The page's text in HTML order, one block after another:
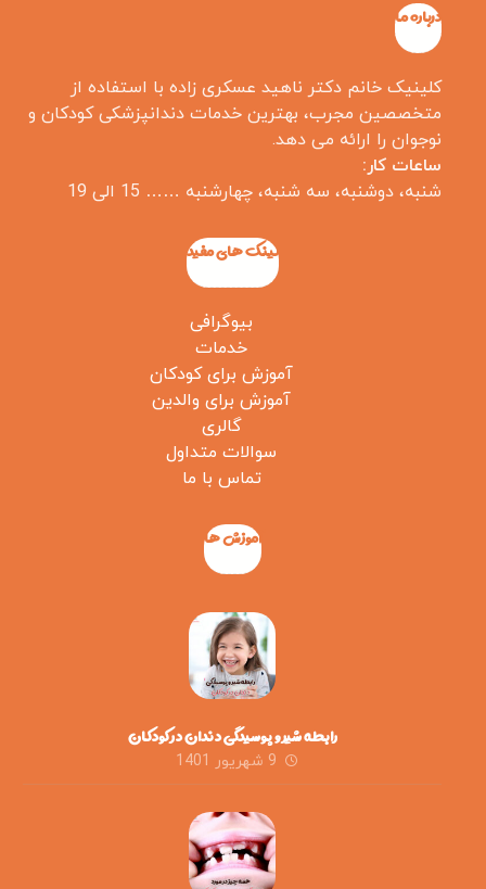
درباره ما
کلینیک خانم دکتر ناهید عسکری زاده با استفاده از
متخصصین مجرب، بهترین خدمات دندانپزشکی کودکان و
نوجوان را ارائه می دهد.
ساعات کار:
شنبه، دوشنبه، سه شنبه، چهارشنبه …… 15 الی 19
لینک های مفید
بیوگرافی
خدمات
آموزش برای کودکان
آموزش برای والدین
گالری
سوالات متداول
تماس با ما
آموزش ها
رابطه شیر و پوسیدگی دندان در کودکان
9 شهریور 1401